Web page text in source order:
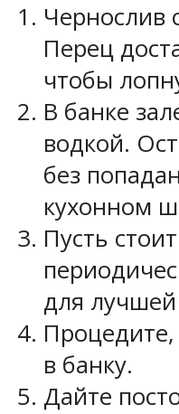
Чернослив
Перец
чтобы
В банке
водкой.
без
кухонном
Пусть
для лучшей
в банку.
Дайте